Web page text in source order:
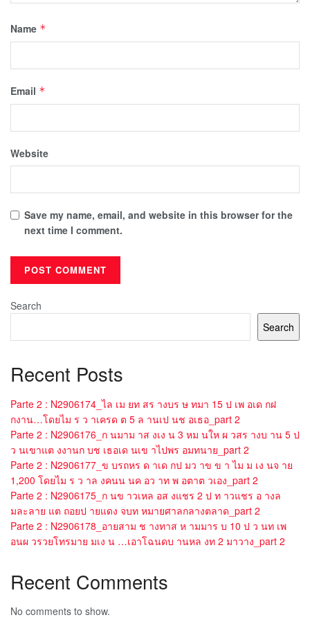
Name *
Email *
Website
Save my name, email, and website in this browser for the
next time I comment.
Search
Search
Recent Posts
Parte 2 : N2906174_ไล เม ยท สร างบร ษ ทมา 15 ป เพ อเด กฝ
กงาน…โดยไม ร ว าเครด ต 5 ล านเป นช อเธอ_part 2
Parte 2 : N2906176_ก นมาม าส งเง น 3 หม นให ผ วสร างบ าน 5 ป
ว นเขาแต งงานก บช เธอเด นเข าไปพร อมทนาย_part 2
Parte 2 : N2906177_ข บรถหร ด าเด กป มว าข ข า ไม ม เง นจ าย
1,200 โดยไม ร ว าล งคนน นค อว าท พ อตาต วเอง_part 2
Parte 2 : N2906175_ก นข าวเหล อส งแชร 2 ป ท าวแชร อ างล
มละลาย แต ถอยป ายแดง จบท หมายศาลกลางตลาด_part 2
Parte 2 : N2906178_อายสาม ช างทาส ห ามมาร บ 10 ป ว นท เพ
อนผ วรวยโทรมาย มเง น …เอาโฉนดบ านหล งท 2 มาวาง_part 2
Recent Comments
No comments to show.